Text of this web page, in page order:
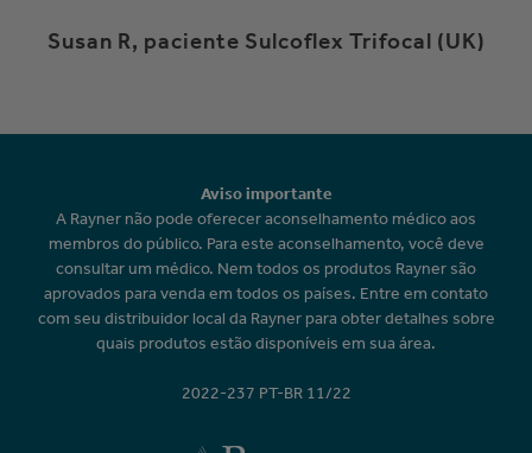
Susan R, paciente Sulcoflex Trifocal (UK)
Aviso importante
A Rayner não pode oferecer aconselhamento médico aos
membros do público. Para este aconselhamento, você deve
consultar um médico. Nem todos os produtos Rayner são
aprovados para venda em todos os países. Entre em contato
com seu distribuidor local da Rayner para obter detalhes sobre
quais produtos estão disponíveis em sua área.
2022-237 PT-BR 11/22